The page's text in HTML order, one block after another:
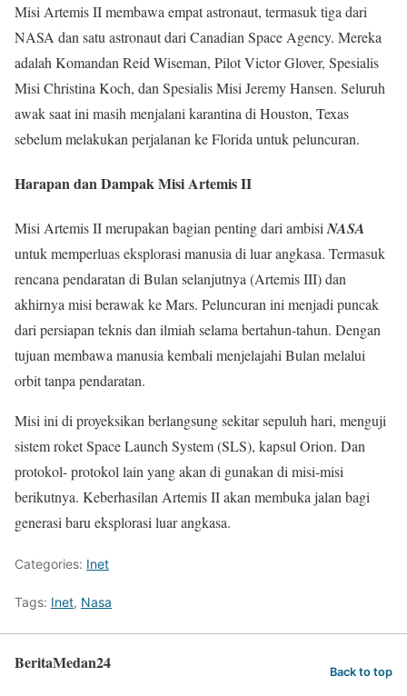
Misi Artemis II membawa empat astronaut, termasuk tiga dari
NASA dan satu astronaut dari Canadian Space Agency. Mereka
adalah Komandan Reid Wiseman, Pilot Victor Glover, Spesialis
Misi Christina Koch, dan Spesialis Misi Jeremy Hansen. Seluruh
awak saat ini masih menjalani karantina di Houston, Texas
sebelum melakukan perjalanan ke Florida untuk peluncuran.
Harapan dan Dampak Misi Artemis II
Misi Artemis II merupakan bagian penting dari ambisi NASA
untuk memperluas eksplorasi manusia di luar angkasa. Termasuk
rencana pendaratan di Bulan selanjutnya (Artemis III) dan
akhirnya misi berawak ke Mars. Peluncuran ini menjadi puncak
dari persiapan teknis dan ilmiah selama bertahun-tahun. Dengan
tujuan membawa manusia kembali menjelajahi Bulan melalui
orbit tanpa pendaratan.
Misi ini di proyeksikan berlangsung sekitar sepuluh hari, menguji
sistem roket Space Launch System (SLS), kapsul Orion. Dan
protokol- protokol lain yang akan di gunakan di misi-misi
berikutnya. Keberhasilan Artemis II akan membuka jalan bagi
generasi baru eksplorasi luar angkasa.
Categories: Inet
Tags: Inet, Nasa
BeritaMedan24 Back to top